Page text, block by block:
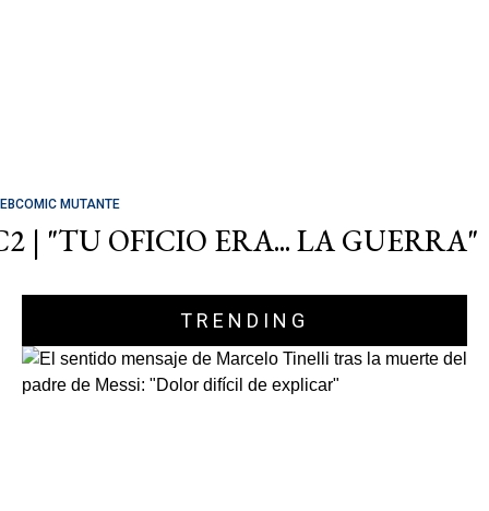
MUTANTE
| "TU OFICIO ERA... LA GUERRA"
TRENDING